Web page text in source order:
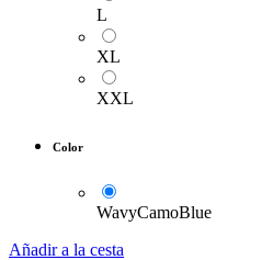
L
XL
XXL
Color
WavyCamoBlue
Añadir a la cesta